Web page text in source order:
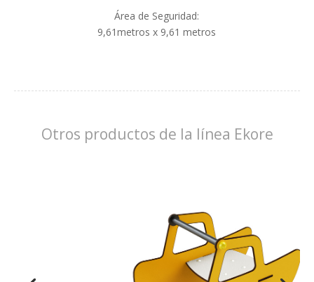
Área de Seguridad:
9,61metros x 9,61 metros
Otros productos de la línea Ekore